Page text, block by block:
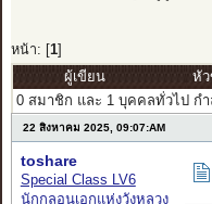
หน้า: [ 1]
ผู้เขียน
หัว
0 สมาชิก และ 1 บุคคลทั่วไป ก
22 สิงหาคม 2025, 09:07:AM
toshare
Special Class LV6
นักกลอนเอกแห่งวังหลวง